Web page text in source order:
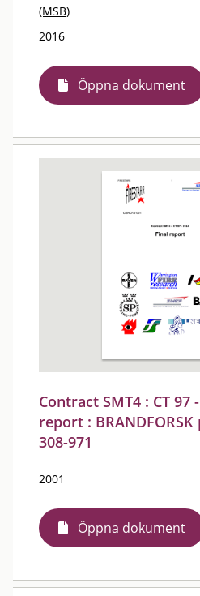
(MSB)
2016
Öppna dokument
Contract SMT4 : CT 97
report :
308-971
2001
Öppna dokument